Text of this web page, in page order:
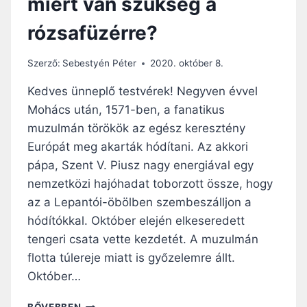
”
A
O
É
K
Ö
Z
8
.
V
S
Á
rózsafüzérre?
Szerző: Sebestyén Péter 2020. október 8.
Kedves ünneplő testvérek! Negyven évvel
Mohács után, 1571-ben, a fanatikus
muzulmán törökök az egész keresztény
Európát meg akarták hódítani. Az akkori
pápa, Szent V. Piusz nagy energiával egy
nemzetközi hajóhadat toborzott össze, hogy
az a Lepantói-öbölben szembeszálljon a
hódítókkal. Október elején elkeseredett
tengeri csata vette kezdetét. A muzulmán
flotta túlereje miatt is győzelemre állt.
Október…